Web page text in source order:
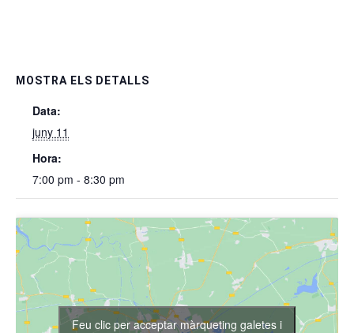
MOSTRA ELS DETALLS
Data:
juny 11
Hora:
7:00 pm - 8:30 pm
Feu clic per acceptar màrqueting galetes i